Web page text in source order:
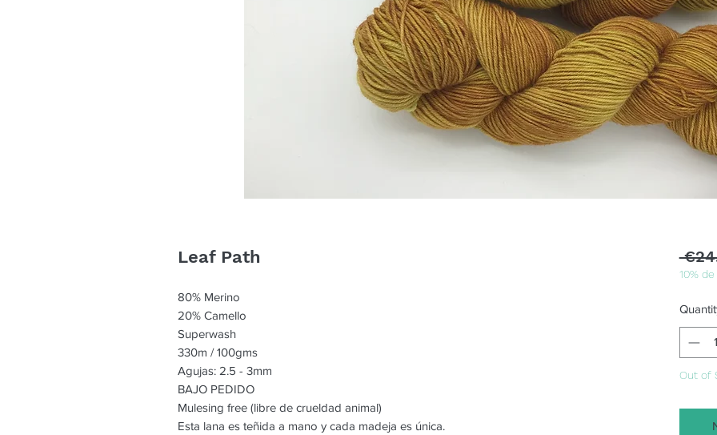
Leaf Path
80% Merino
20% Camello
Superwash
330m / 100gms
Agujas: 2.5 - 3mm
BAJO PEDIDO
Mulesing free (libre de crueldad animal)
Esta lana es teñida a mano y cada madeja es única.
10%
Out of